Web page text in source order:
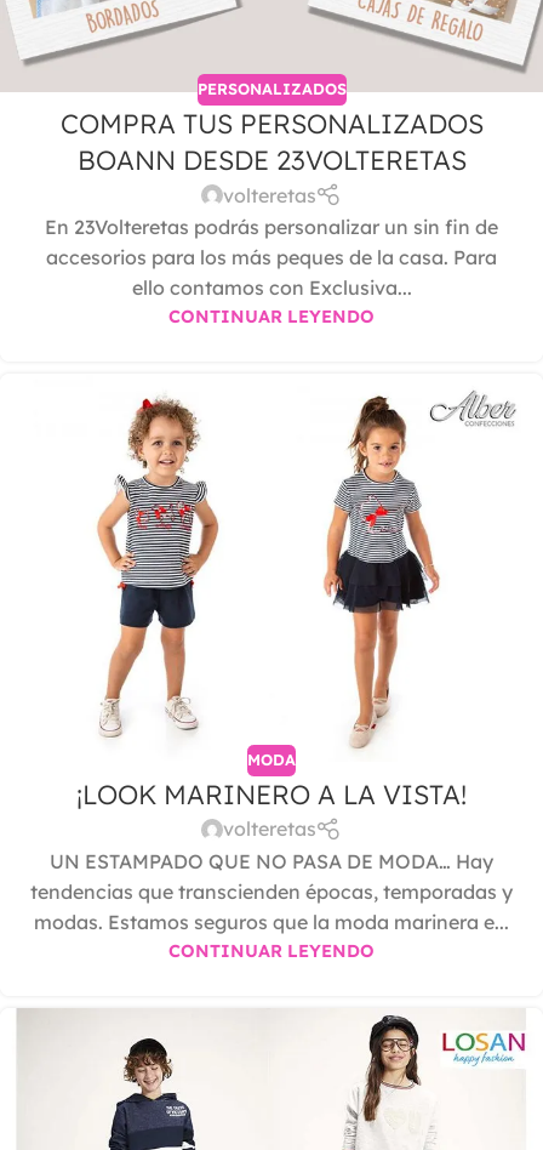
PERSONALIZADOS
COMPRA TUS PERSONALIZADOS
BOANN DESDE 23VOLTERETAS
volteretas
En 23Volteretas podrás personalizar un sin fin de
accesorios para los más peques de la casa. Para
ello contamos con Exclusiva...
CONTINUAR LEYENDO
MODA
¡LOOK MARINERO A LA VISTA!
volteretas
UN ESTAMPADO QUE NO PASA DE MODA… Hay
tendencias que transcienden épocas, temporadas y
modas. Estamos seguros que la moda marinera e...
CONTINUAR LEYENDO